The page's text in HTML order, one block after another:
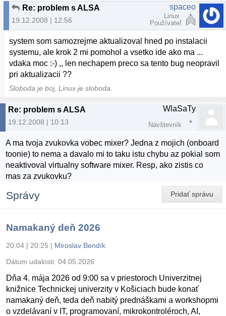
Re: problem s ALSA
19.12.2008 | 12:56
spaceo
Linux
Používateľ
system som samozrejme aktualizoval hned po instalacii
systemu, ale krok 2 mi pomohol a vsetko ide ako ma ...
vdaka moc :-) ,, len nechapem preco sa tento bug neopravil
pri aktualizacii ??
Sloboda je boj, Linux je sloboda.
Re: problem s ALSA
19.12.2008 | 10:13
WlaSaTy
Návštevník
A ma tvoja zvukovka vobec mixer? Jedna z mojich (onboard
toonie) to nema a davalo mi to taku istu chybu az pokial som
neaktivoval virtualny software mixer. Resp, ako zistis co
mas za zvukovku?
Pridať správu
Správy
Namakaný deň 2026
20.04 | 20:25 | Miroslav Bendík
Dátum udalosti: 04.05.2026
Dňa 4. mája 2026 od 9:00 sa v priestoroch Univerzitnej
knižnice Technickej univerzity v Košiciach bude konať
namakaný deň, teda deň nabitý prednáškami a workshopmi
o vzdelávaní v IT, programovaní, mikrokontroléroch, AI,